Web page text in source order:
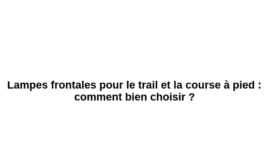
Lampes frontales pour le trail et la course à pied :
comment bien choisir ?